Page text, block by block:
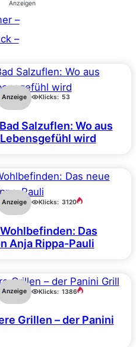
Anzeigen
Anzeige Klicks: 53
Salzuflen: Wo aus
wird
Anzeige Klicks: 3120
Das
Anja Rippa-Pauli
Anzeige Klicks: 1386
Grillen – der Panini